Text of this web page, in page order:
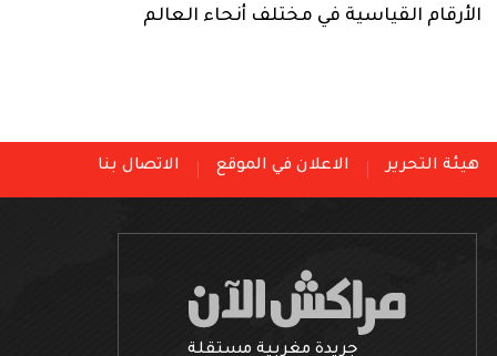
الأرقام القياسية في مختلف أنحاء العالم
هيئة التحرير الاعلان في الموقع الاتصال بنا
جريدة مغربية مستقلة